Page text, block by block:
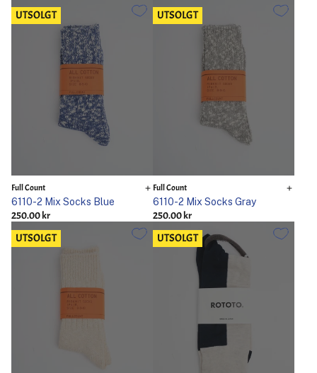
UTSOLGT
Full Count
6110-2 Mix Socks Blue
250.00 kr
UTSOLGT
Full Count
6110-2 Mix Socks Gray
250.00 kr
UTSOLGT UTSOLGT